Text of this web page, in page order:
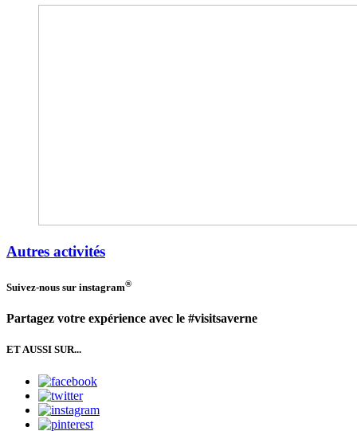
Autres activités
Suivez-nous sur instagram®
Partagez votre expérience avec le #visitsaverne
ET AUSSI SUR...